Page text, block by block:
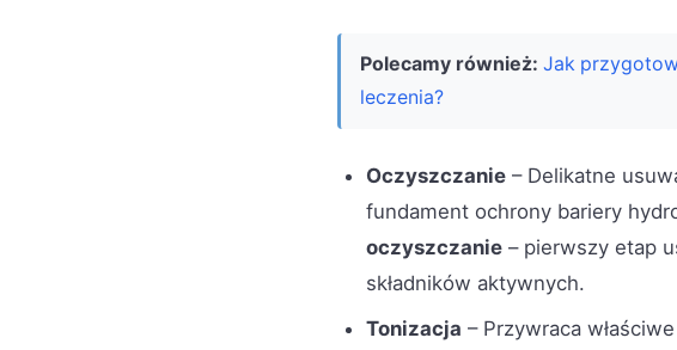
Polecamy również: Jak
leczenia?
Oczyszczanie – Delikatne
fundament ochrony bariery
oczyszczanie – pierwszy etap
składników aktywnych.
Tonizacja – Przywraca